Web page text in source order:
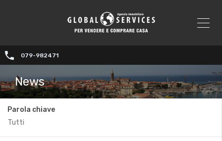
079-982471
News
Parola chiave